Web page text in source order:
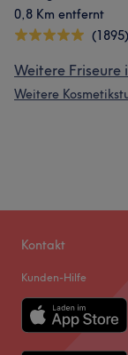
0,8 Km entfernt
(1895)
Weitere Friseure
Weitere
Kontakt
Kunden-Hilfe